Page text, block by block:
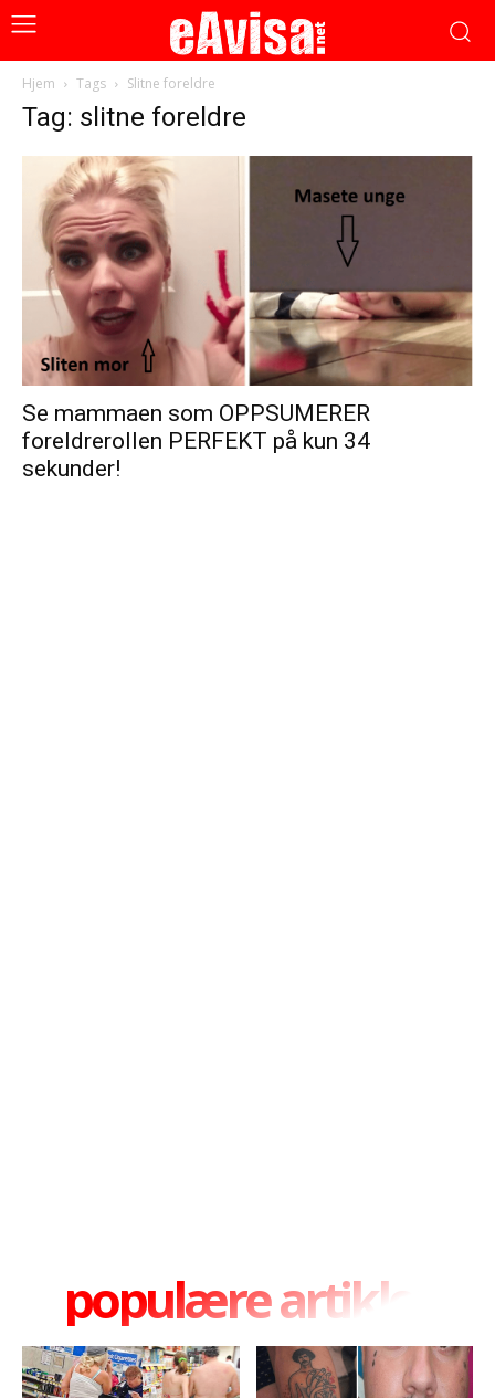
Hjem Tags Slitne foreldre
Tag: slitne foreldre
Se mammaen som OPPSUMERER
foreldrerollen PERFEKT på kun 34
sekunder!
populære artikler